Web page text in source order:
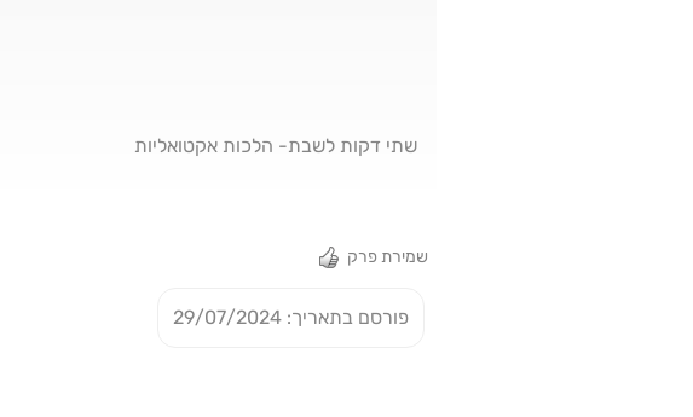
שתי דקות לשבת- הלכות אקטואליות
שמירת פרק
פורסם בתאריך: 29/07/2024